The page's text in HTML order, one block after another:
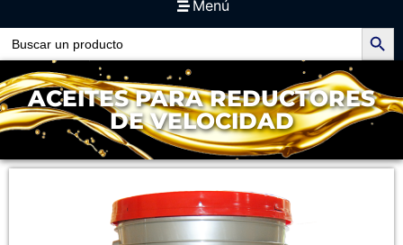
Menú
Search
for:
Search Button
ACEITES PARA REDUCTORES
DE VELOCIDAD